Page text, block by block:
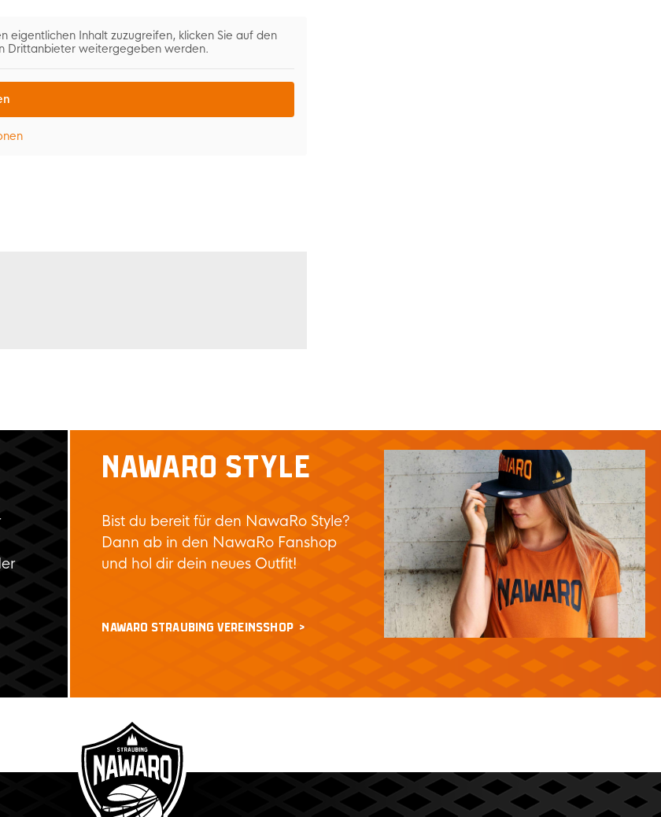
eigentlichen Inhalt zuzugreifen, klicken Sie auf den
Drittanbieter weitergegeben werden.
NAWARO STYLE
Bist du bereit für den NawaRo Style?
Dann ab in den NawaRo Fanshop
und hol dir dein neues Outfit!
NAWARO STRAUBING VEREINSSHOP